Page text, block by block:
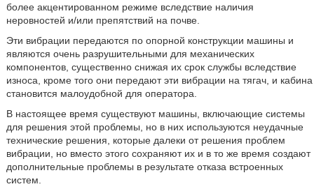
более акцентированном режиме вследствие наличия
неровностей и/или препятствий на почве.
Эти вибрации передаются по опорной конструкции машины и
являются очень разрушительными для механических
компонентов, существенно снижая их срок службы вследствие
износа, кроме того они передают эти вибрации на тягач, и кабина
становится малоудобной для оператора.
В настоящее время существуют машины, включающие системы
для решения этой проблемы, но в них используются неудачные
технические решения, которые далеки от решения проблем
вибрации, но вместо этого сохраняют их и в то же время создают
дополнительные проблемы в результате отказа встроенных
систем.